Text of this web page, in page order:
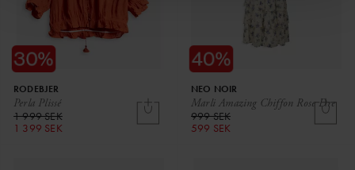
Perla Plissé
RODEBJER
1 999 SEK
1 399 SEK
Marli Amazing Chiffon Rose Dre
NEO NOIR
999 SEK
599 SEK